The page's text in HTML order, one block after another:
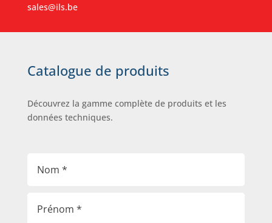
sales@ils.be
Catalogue de produits
Découvrez la gamme complète de produits et les
données techniques.